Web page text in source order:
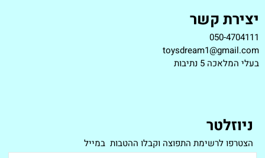
יצירת קשר
050-4704111
toysdream1@gmail.com
בעלי המלאכה 5 נתיבות
ניוזלטר
הצטרפו לרשימת התפוצה וקבלו ההטבות במייל